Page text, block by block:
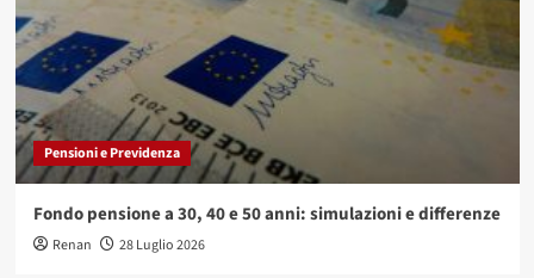
Pensioni e Previdenza
Fondo pensione a 30, 40 e 50 anni: simulazioni e differenze
Renan 28 Luglio 2026